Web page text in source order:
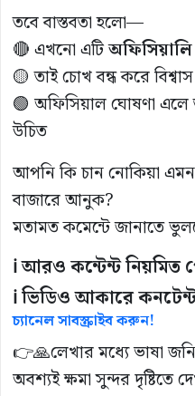
তবে বাস্তবতা হলো—
🔴 এখনো এটি
🟡 তাই চোখ বন্ধ করে
🟢 অফিসিয়াল ঘোষণা এলে
উচিত
আপনি কি চান নোকিয়া
বাজারে আনুক?
মতামত কমেন্টে জানাতে
ℹ️ আরও কন্টেন্ট নিয়মিত
ℹ️ ভিডিও আকারে
চ্যানেল সাবস্ক্রাইব করুন!
👉🙏লেখার মধ্যে ভাষা
অবশ্যই ক্ষমা সুন্দর দৃষ্টিতে